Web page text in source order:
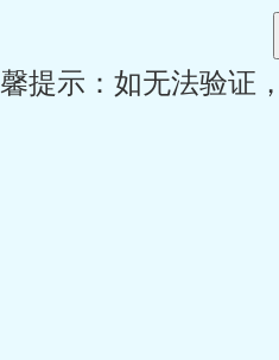
提示：如无法验证